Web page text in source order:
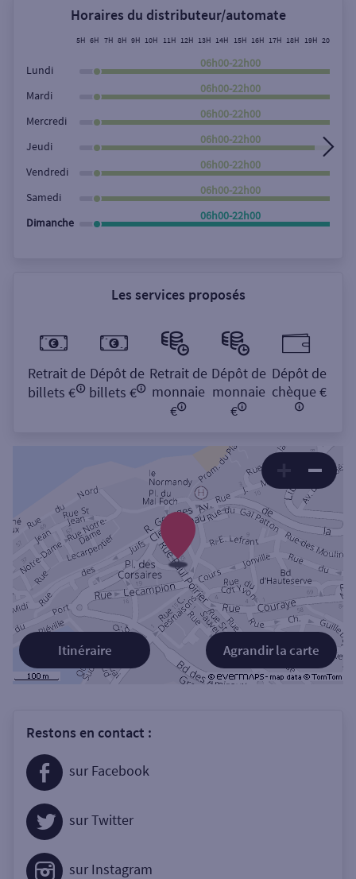
Rechercher
Horaires du distributeur/automate
5H 6H 7H 8H 9H 10H 11H 12H 13H 14H 15H 16H 17H 18H 19H 20H
Lundi
06h00-22h00
Mardi
06h00-22h00
Mercredi
06h00-22h00
Jeudi
06h00-22h00
Vendredi
06h00-22h00
Samedi
06h00-22h00
Dimanche
06h00-22h00
Les services proposés
Retrait de
billets €
Dépôt de
billets €
Retrait de
monnaie
€
Dépôt de
monnaie
€
Dépôt de
chèque €
Agrandir la carte
Itinéraire
Restons en contact :
sur Facebook
sur Twitter
sur Instagram